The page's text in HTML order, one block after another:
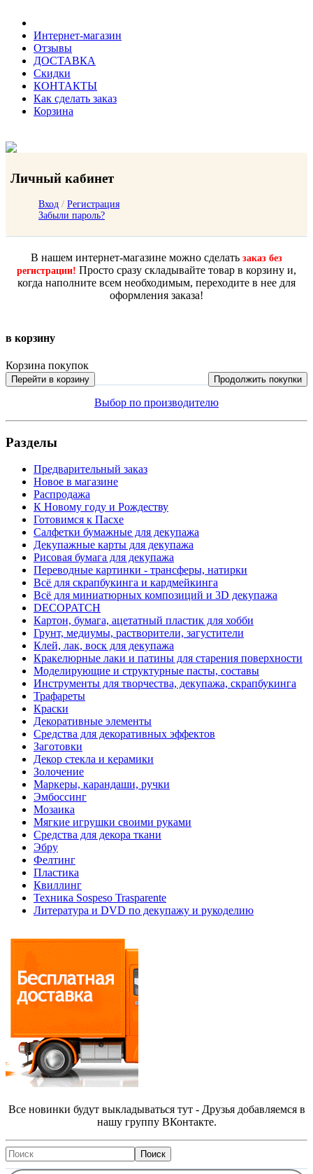
Интернет-магазин
Отзывы
ДОСТАВКА
Скидки
КОНТАКТЫ
Как сделать заказ
Корзина
Личный кабинет
Вход / Регистрация
Забыли пароль?
В нашем интернет-магазине можно сделать заказ без
регистрации! Просто сразу складывайте товар в корзину и,
когда наполните всем необходимым, переходите в нее для
оформления заказа!
в корзину
Корзина покупок
Перейти в корзину Продолжить покупки
Выбор по производителю
Разделы
Предварительный заказ
Новое в магазине
Распродажа
К Новому году и Рождеству
Готовимся к Пасхе
Салфетки бумажные для декупажа
Декупажные карты для декупажа
Рисовая бумага для декупажа
Переводные картинки - трансферы, натирки
Всё для скрапбукинга и кардмейкинга
Всё для миниатюрных композиций и 3D декупажа
DECOPATCH
Картон, бумага, ацетатный пластик для хобби
Грунт, медиумы, растворители, загустители
Клей, лак, воск для декупажа
Кракелюрные лаки и патины для старения поверхности
Моделирующие и структурные пасты, составы
Инструменты для творчества, декупажа, скрапбукинга
Трафареты
Краски
Декоративные элементы
Средства для декоративных эффектов
Заготовки
Декор стекла и керамики
Золочение
Маркеры, карандаши, ручки
Эмбоссинг
Мозаика
Мягкие игрушки своими руками
Средства для декора ткани
Эбру
Фелтинг
Пластика
Квиллинг
Техника Sospeso Trasparente
Литература и DVD по декупажу и рукоделию
Все новинки будут выкладываться тут - Друзья добавляемся в
нашу группу ВКонтакте.